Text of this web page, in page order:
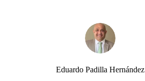
Eduardo Padilla Hernández